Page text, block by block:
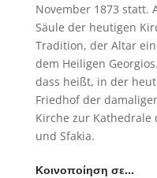
November 1873 statt.
Säule der heutigen
Tradition, der Altar
dem Heiligen
dass heißt, in der
Friedhof der
Kirche zur Kathedrale
und Sfakia.
Κοινοποίηση σε…